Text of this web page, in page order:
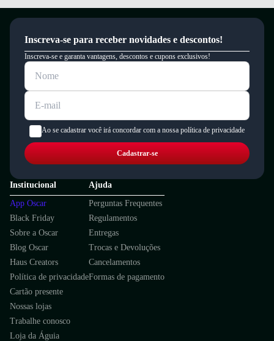
Inscreva-se para receber novidades e descontos!
Inscreva-se e garanta vantagens, descontos e cupons exclusivos!
Ao se cadastrar você irá concordar com a nossa política de privacidade
Cadastrar-se
Institucional
App Oscar
Black Friday
Sobre a Oscar
Blog Oscar
Haus Creators
Política de privacidade
Cartão presente
Nossas lojas
Trabalhe conosco
Loja da Águia
Ajuda
Perguntas Frequentes
Regulamentos
Entregas
Trocas e Devoluções
Cancelamentos
Formas de pagamento